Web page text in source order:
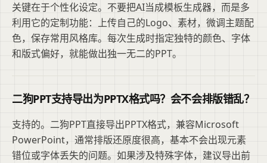
关键在于个性化设定。不要把AI当成模板生成器，而是多
利用它的定制功能：上传自己的Logo、素材，微调主题配
色，保存常用风格库。每次生成时指定独特的颜色、字体
和版式偏好，就能做出独一无二的PPT。
二狗PPT支持导出为PPTX格式吗？会不会排版错乱？
支持的。二狗PPT直接导出PPTX格式，兼容Microsoft
PowerPoint，通常排版还原度很高，基本不会出现元素
错位或字体丢失的问题。如果涉及特殊字体，建议导出前